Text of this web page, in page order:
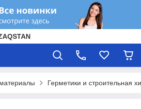
Герметики и строительная